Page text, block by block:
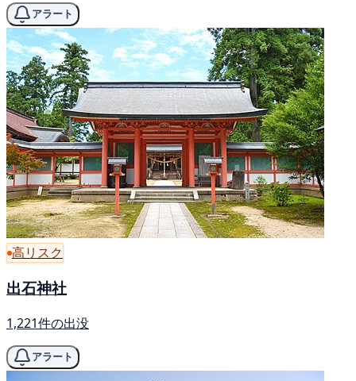
アラート
高リスク
出石神社
1,221件の出没
アラート